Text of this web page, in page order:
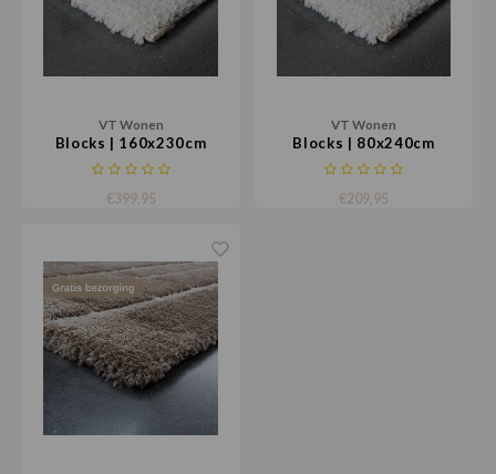
VT Wonen
Blocks | 160x230cm
€399,95
VT Wonen
Blocks | 80x240cm
€209,95